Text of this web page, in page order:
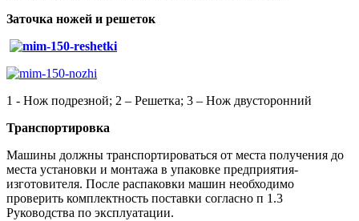
Заточка ножей и решеток
1 - Нож подрезной; 2 – Решетка; 3 – Нож двусторонний
Транспортировка
Машины должны транспортироваться от места получения до
места установки и монтажа в упаковке предприятия-
изготовителя. После распаковки машин необходимо
проверить комплектность поставки согласно п 1.3
Руководства по эксплуатации.